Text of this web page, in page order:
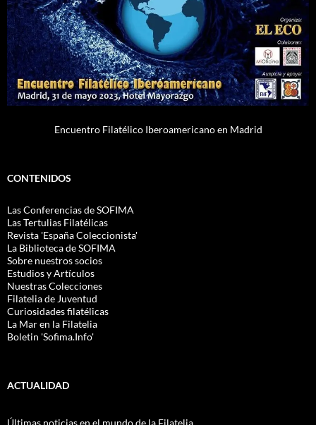
Encuentro Filatélico Iberoamericano en Madrid
CONTENIDOS
Las Conferencias de SOFIMA
Las Tertulias Filatélicas
Revista 'España Coleccionista'
La Biblioteca de SOFIMA
Sobre nuestros socios
Estudios y Artículos
Nuestras Colecciones
Filatelia de Juventud
Curiosidades filatélicas
La Mar en la Filatelia
Boletin 'Sofima.Info'
ACTUALIDAD
Últimas noticias en el mundo de la Filatelia